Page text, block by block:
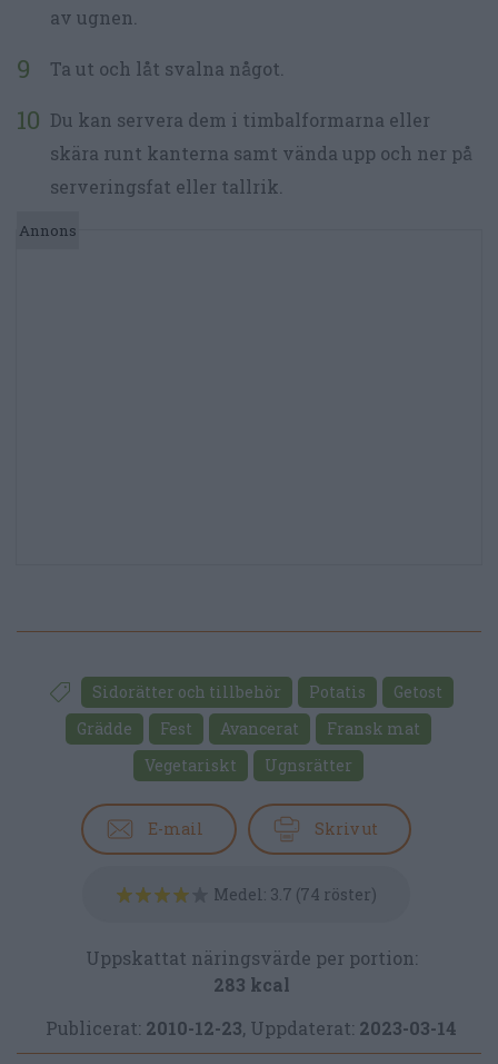
av ugnen.
Ta ut och låt svalna något.
Du kan servera dem i timbalformarna eller
skära runt kanterna samt vända upp och ner på
serveringsfat eller tallrik.
Sidorätter och tillbehör Potatis
Getost
Grädde
Fest Avancerat
Fransk mat
Vegetariskt
Ugnsrätter
E-mail Skriv ut
Medel: 3.7 (74 röster)
Uppskattat näringsvärde per portion:
283 kcal
Publicerat: 2010-12-23, Uppdaterat: 2023-03-14